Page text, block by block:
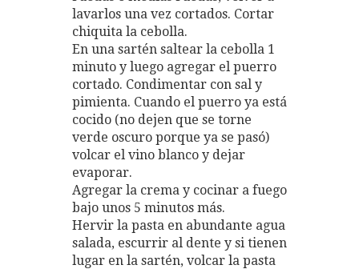
lavarlos una vez cortados. Cortar
chiquita la cebolla.
En una sartén saltear la cebolla 1
minuto y luego agregar el puerro
cortado. Condimentar con sal y
pimienta. Cuando el puerro ya está
cocido (no dejen que se torne
verde oscuro porque ya se pasó)
volcar el vino blanco y dejar
evaporar.
Agregar la crema y cocinar a fuego
bajo unos 5 minutos más.
Hervir la pasta en abundante agua
salada, escurrir al dente y si tienen
lugar en la sartén, volcar la pasta